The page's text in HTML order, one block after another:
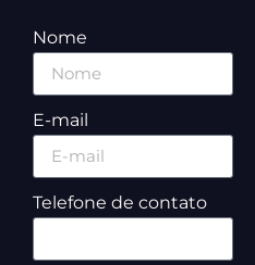
Nome
E-mail
Telefone de contato